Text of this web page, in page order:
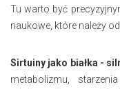
Tu warto być
naukowe, które należy
Sirtuiny jako białka -
metabolizmu,